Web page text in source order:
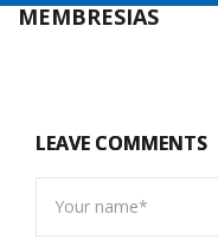
MEMBRESIAS
LEAVE COMMENTS